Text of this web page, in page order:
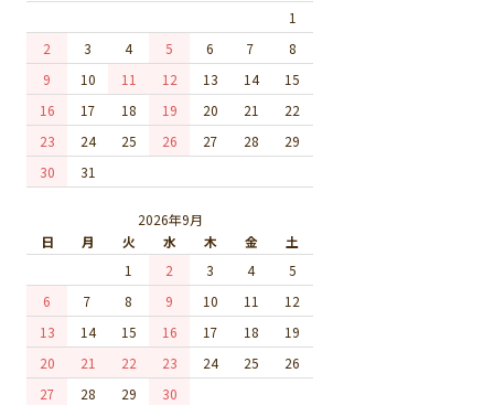
1
2
3 4 5 6 7
8
9
10 11 12 13 14
15
16
17 18 19 20 21
22
23
24 25 26 27 28
29
30
31
2026年9月
日
月 火 水 木 金
土
1
2 3 4
5
6
7 8 9 10 11
12
13
14 15 16 17 18
19
20
21 22 23 24 25
26
27
28 29 30